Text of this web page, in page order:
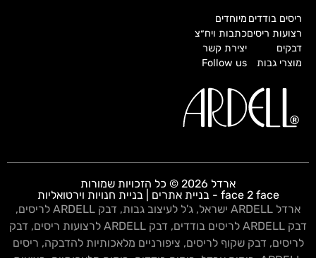
ריסים בודדים
רצועות ריסים
דבקים
מוצרי גבות
מיוחדים
כתבות ויח״צ
יצירת קשר
Follow us
ארדל 2026 © כל הזכויות שמורות
face 2 face - בניית אתרים | בניית חנויות וירטואליות
ארדל ARDELL ישראל
, ג'ל לעיצוב גבות, דבק ARDELL לריסים
,
דבק ARDELL לריסים בודדים
, דבק ARDELL לרצועות ריסים , דבק
לריסים,דבק שקוף לריסים, ציפורניים מלאכותיות להדבקה, ריסים